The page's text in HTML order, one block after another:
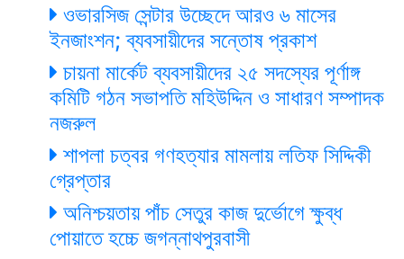
ওভারসিজ সেন্টার উচ্ছেদে আরও ৬ মাসের
ইনজাংশন; ব্যবসায়ীদের সন্তোষ প্রকাশ
চায়না মার্কেট ব্যবসায়ীদের ২৫ সদস্যের পূর্ণাঙ্গ
কমিটি গঠন সভাপতি মহিউদ্দিন ও সাধারণ সম্পাদক
নজরুল
শাপলা চত্বর গণহত্যার মামলায় লতিফ সিদ্দিকী
গ্রেপ্তার
অনিশ্চয়তায় পাঁচ সেতুর কাজ দুর্ভোগে ক্ষুব্ধ
পোয়াতে হচ্চে জগন্নাথপুরবাসী